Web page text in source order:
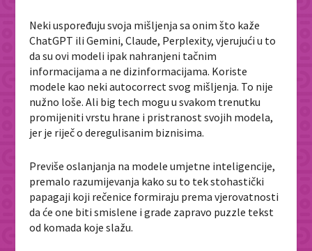
Neki uspoređuju svoja mišljenja sa onim što kaže
ChatGPT ili Gemini, Claude, Perplexity, vjerujući u to
da su ovi modeli ipak nahranjeni tačnim
informacijama a ne dizinformacijama. Koriste
modele kao neki autocorrect svog mišljenja. To nije
nužno loše. Ali big tech mogu u svakom trenutku
promijeniti vrstu hrane i pristranost svojih modela,
jer je riječ o deregulisanim biznisima.
Previše oslanjanja na modele umjetne inteligencije,
premalo razumijevanja kako su to tek stohastički
papagaji koji rečenice formiraju prema vjerovatnosti
da će one biti smislene i grade zapravo puzzle tekst
od komada koje slažu.